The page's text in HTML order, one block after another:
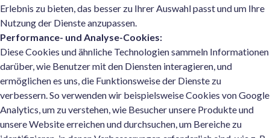
Erlebnis zu bieten, das besser zu Ihrer Auswahl passt und um Ihre
Nutzung der Dienste anzupassen.
Performance- und Analyse-Cookies:
Diese Cookies und ähnliche Technologien sammeln Informationen
darüber, wie Benutzer mit den Diensten interagieren, und
ermöglichen es uns, die Funktionsweise der Dienste zu
verbessern. So verwenden wir beispielsweise Cookies von Google
Analytics, um zu verstehen, wie Besucher unsere Produkte und
unsere Website erreichen und durchsuchen, um Bereiche zu